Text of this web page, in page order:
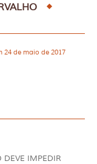
24 de maio de 2017
DEVE IMPEDIR